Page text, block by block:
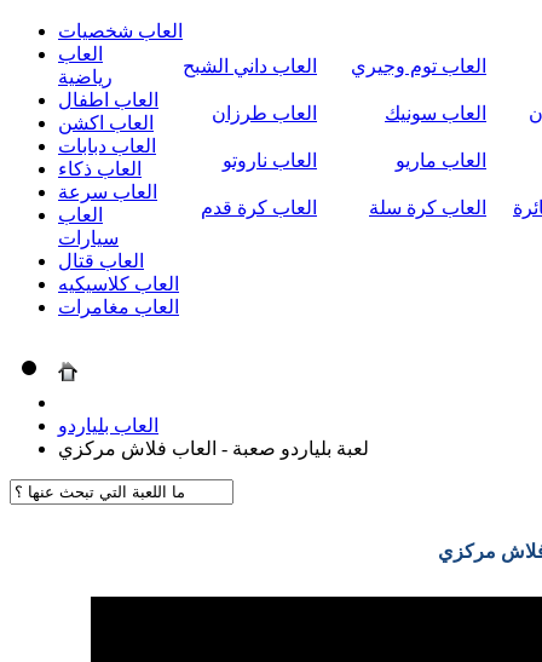
العاب شخصيات
العاب توم وجيري
العاب داني الشبح
العاب سونيك العاب طرزان
العاب ماريو العاب ناروتو
العاب
رياضية
العاب كرة سلة العاب كرة قدم
العاب اطفال
العاب اكشن
العاب دبابات
العاب ذكاء
العاب سرعة
العاب
سيارات
العاب قتال
العاب كلاسيكيه
العاب مغامرات
العاب بلياردو
لعبة بلياردو صعبة - العاب فلاش مركزي
فلاش مركزي